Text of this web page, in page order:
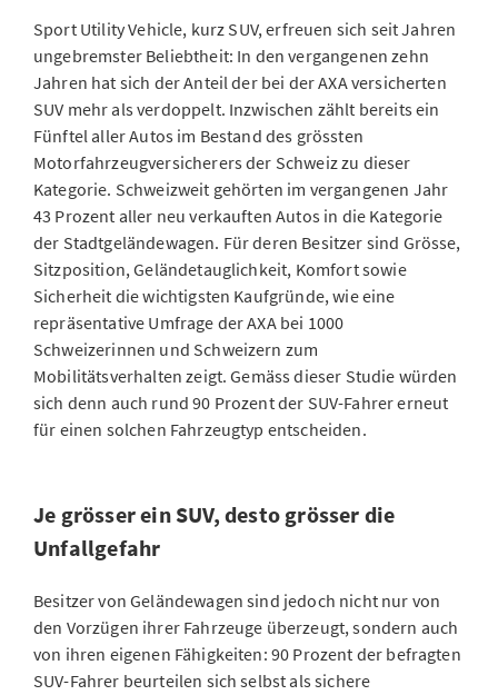
Sport Utility Vehicle, kurz SUV, erfreuen sich seit Jahren
ungebremster Beliebtheit: In den vergangenen zehn
Jahren hat sich der Anteil der bei der AXA versicherten
SUV mehr als verdoppelt. Inzwischen zählt bereits ein
Fünftel aller Autos im Bestand des grössten
Motorfahrzeugversicherers der Schweiz zu dieser
Kategorie. Schweizweit gehörten im vergangenen Jahr
43 Prozent aller neu verkauften Autos in die Kategorie
der Stadtgeländewagen. Für deren Besitzer sind Grösse,
Sitzposition, Geländetauglichkeit, Komfort sowie
Sicherheit die wichtigsten Kaufgründe, wie eine
repräsentative Umfrage der AXA bei 1000
Schweizerinnen und Schweizern zum
Mobilitätsverhalten zeigt. Gemäss dieser Studie würden
sich denn auch rund 90 Prozent der SUV-Fahrer erneut
für einen solchen Fahrzeugtyp entscheiden.
Je grösser ein SUV, desto grösser die
Unfallgefahr
Besitzer von Geländewagen sind jedoch nicht nur von
den Vorzügen ihrer Fahrzeuge überzeugt, sondern auch
von ihren eigenen Fähigkeiten: 90 Prozent der befragten
SUV-Fahrer beurteilen sich selbst als sichere